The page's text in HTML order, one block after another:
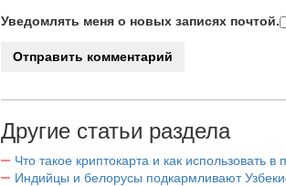
Уведомлять меня о новых записях почтой.
Другие статьи раздела
Что такое криптокарта и как использовать в
Индийцы и белорусы подкармливают